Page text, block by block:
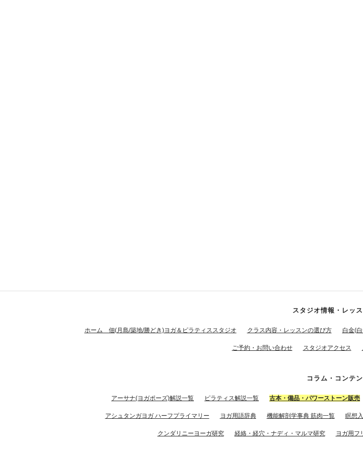
スタジオ情報・レッ
ホーム 佃(月島/築地/勝どき)ヨガ＆ピラティススタジオ クラス内容・レッスンの選び方 白金(
ご予約・お問い合わせ スタジオアクセス
コラム・コンテ
アーサナ(ヨガポーズ)解説一覧 ピラティス解説一覧 古本・備品・パワーストーン販売
アシュタンガヨガ ハーフプライマリー ヨガ用語辞典 機能解剖学事典 筋肉一覧 瞑想
クンダリニーヨーガ研究 経絡・経穴・ナディ・マルマ研究 ヨガ用フ